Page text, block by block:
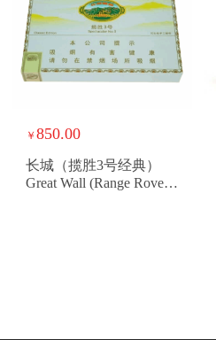
￥ 850.00
长城（揽胜3号经典）
Great Wall (Range Rover 3